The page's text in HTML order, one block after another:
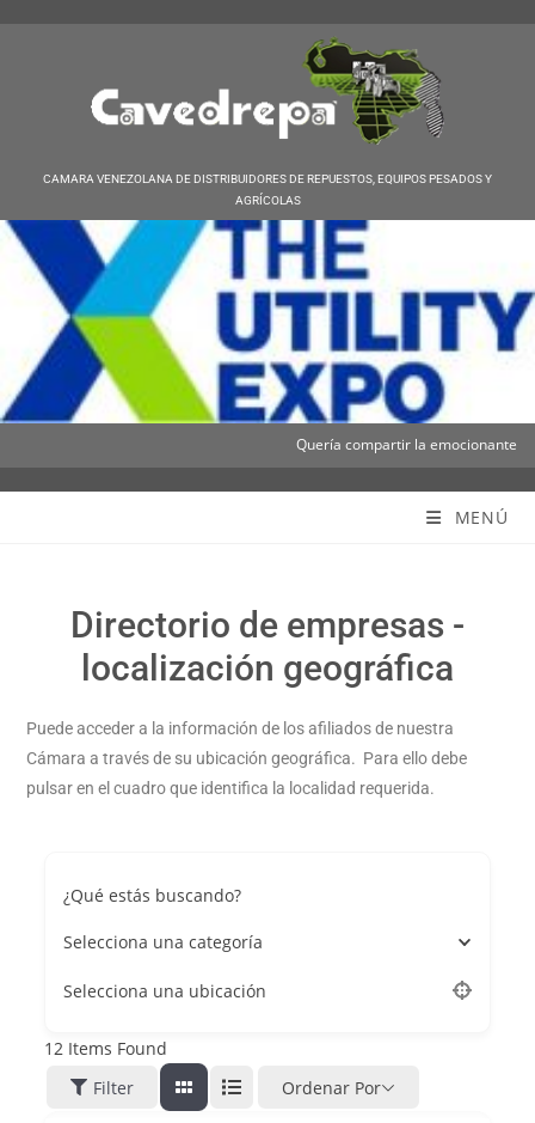
CAMARA VENEZOLANA DE DISTRIBUIDORES DE REPUESTOS, EQUIPOS PESADOS Y
AGRÍCOLAS
Quería compartir la emocionante
MENÚ
Directorio de empresas -
localización geográfica
Puede acceder a la información de los afiliados de nuestra
Cámara a través de su ubicación geográfica. Para ello debe
pulsar en el cuadro que identifica la localidad requerida.
¿Qué estás buscando?
Selecciona una categoría
Selecciona una ubicación
12 Items Found
Filter
Ordenar Por